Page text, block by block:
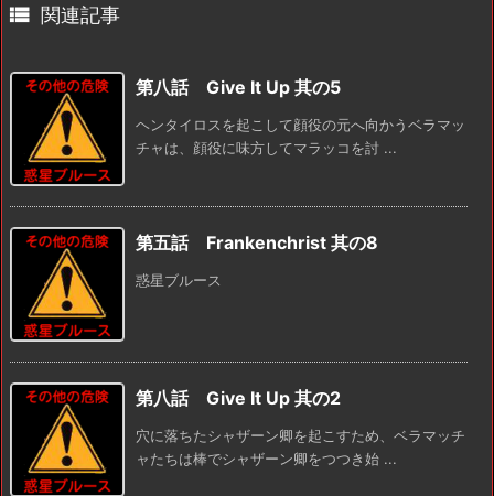
 関連記事
第八話 Give It Up 其の5
ヘンタイロスを起こして顔役の元へ向かうベラマッ
チャは、顔役に味方してマラッコを討 ...
第五話 Frankenchrist 其の8
惑星ブルース
第八話 Give It Up 其の2
穴に落ちたシャザーン卿を起こすため、ベラマッチ
ャたちは棒でシャザーン卿をつつき始 ...